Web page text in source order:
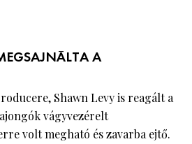
A
Shawn Levy is reagált a
vágyvezérelt
volt megható és zavarba ejtő.